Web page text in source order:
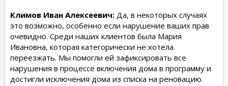
Климов Иван Алексеевич: Да, в некоторых случаях
это возможно, особенно если нарушение ваших прав
очевидно. Среди наших клиентов была Мария
Ивановна, которая категорически не хотела
переезжать. Мы помогли ей зафиксировать все
нарушения в процессе включения дома в программу и
достигли исключения дома из списка на реновацию.